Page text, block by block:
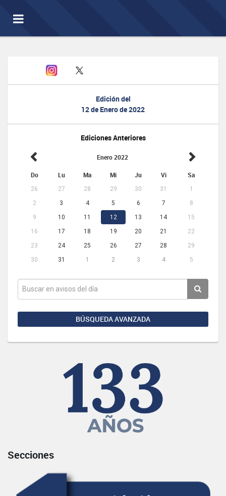
Toggle
navigation
Edición del
12 de Enero de 2022
Ediciones Anteriores
Enero 2022
Do Lu Ma Mi Ju Vi Sa
26 27 28 29 30 31
1
2
3 4 5 6 7
8
9
10 11 12 13 14
15
16
17 18 19 20 21
22
23
24 25 26 27 28
29
30
31 1 2 3 4 5
BÚSQUEDA AVANZADA
Secciones